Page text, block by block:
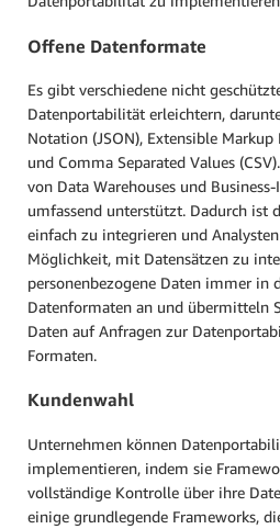
Offene Datenformate
Es gibt verschiedene nicht
Datenportabilität erleichtern,
Notation (JSON), Extensible Markup
und Comma Separated Values
von Data Warehouses und
umfassend unterstützt. Dadurch ist
einfach zu integrieren und
Möglichkeit, mit Datensätzen zu
personenbezogene Daten immer in
Datenformaten an und übermitteln
Daten auf Anfragen zur
Formaten.
Kundenwahl
Unternehmen können
implementieren, indem sie
vollständige Kontrolle über ihre
einige grundlegende Frameworks,